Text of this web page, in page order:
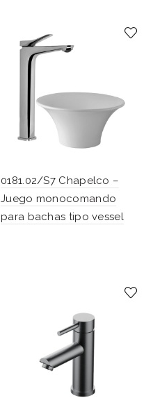
0181.02/S7 Chapelco –
Juego monocomando
para bachas tipo vessel